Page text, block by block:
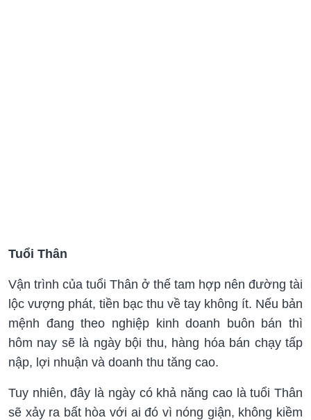
Tuổi Thân
Vận trình của tuổi Thân ở thế tam hợp nên đường tài
lộc vượng phát, tiền bạc thu về tay không ít. Nếu bản
mệnh đang theo nghiệp kinh doanh buôn bán thì
hôm nay sẽ là ngày bội thu, hàng hóa bán chạy tấp
nập, lợi nhuận và doanh thu tăng cao.
Tuy nhiên, đây là ngày có khả năng cao là tuổi Thân
sẽ xảy ra bất hòa với ai đó vì nóng giận, không kiềm